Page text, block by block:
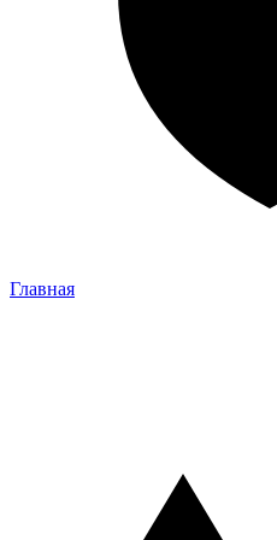
Главная
Главная